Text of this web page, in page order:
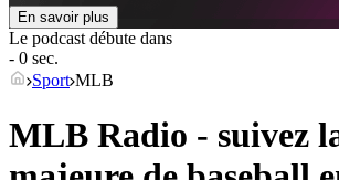
En savoir plus
Le podcast débute dans
- 0 sec.
Sport MLB
MLB Radio - suivez